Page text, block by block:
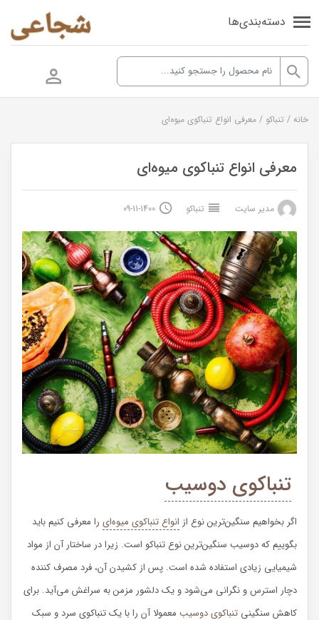
دسته‌بندی‌ها
خانه / تنباکو / معرفی انواع تنباکوی میوه‌ای
معرفی انواع تنباکوی میوه‌ای
مدیر سایت تنباکو 1400-11-09
تنباکوی دوسیب
اگر بخواهیم سنگین‌ترین نوع از انواع تنباکوی میوه‌ای را معرفی کنیم باید
بگوییم که دوسیب سنگین‌ترین نوع تنباکو است‌.‌ زیرا در ساختار آن از مواد
شیمیایی زیادی استفاده شده است. پس از کشیدن آن، فرد مصرف کننده
دچار استرس و نگرانی می‌شود و یک دلشور مزمن به سراغش می‌آید. برای
کاهش سنگینی تنباکوی دوسیب معمولا آن را با یک تنباکوی سرد و سبک